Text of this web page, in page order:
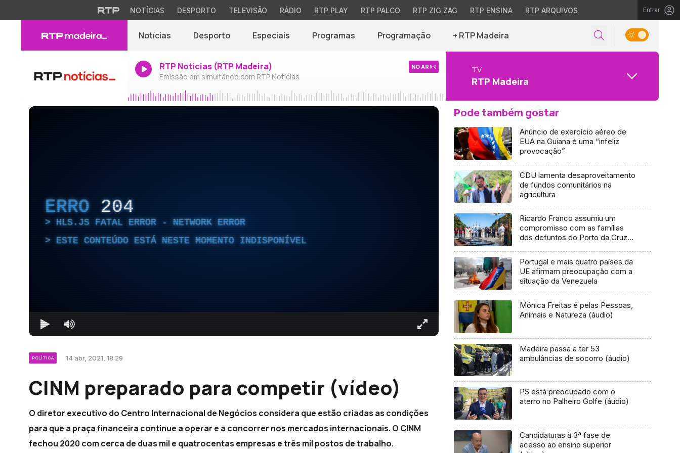
NOTÍCIAS DESPORTO TELEVISÃO RÁDIO RTP PLAY RTP PALCO RTP ZIG ZAG RTP ENSINA RTP ARQUIVOS Entrar
Notícias Desporto Especiais Programas Programação + RTP Madeira
RTP Notícias (RTP Madeira)
Emissão em simultâneo com RTP Notícias
NO AR TV
RTP Madeira
ERRO 204
HLS.JS FATAL ERROR - NETWORK ERROR
ESTE CONTEÚDO ESTÁ NESTE MOMENTO INDISPONÍVEL
POLÍTICA 14 abr, 2021, 18:29
CINM preparado para competir (vídeo)
O diretor executivo do Centro Internacional de Negócios considera que estão criadas as condições
para que a praça financeira continue a operar e a concorrer nos mercados internacionais. O CINM
fechou 2020 com cerca de duas mil e quatrocentas empresas e três mil postos de trabalho.
Pode também gostar
Anúncio de exercício aéreo de
EUA na Guiana é uma “infeliz
provocação”
CDU lamenta desaproveitamento
de fundos comunitários na
agricultura
Ricardo Franco assumiu um
compromisso com as famílias
dos defuntos do Porto da Cruz
Portugal e mais quatro países da
UE afirmam preocupação com a
situação da Venezuela
Mónica Freitas é pelas Pessoas,
Animais e Natureza (áudio)
Madeira passa a ter 53
ambulâncias de socorro (áudio)
PS está preocupado com o
aterro no Palheiro Golfe (áudio)
Candidaturas à 3ª fase de
acesso ao ensino superior